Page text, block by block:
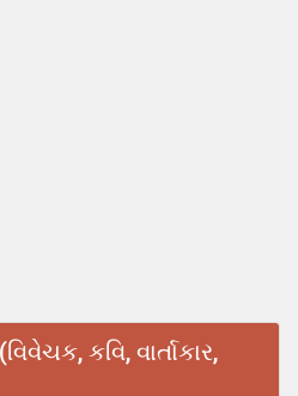
કવિ, વાર્તાકાર,